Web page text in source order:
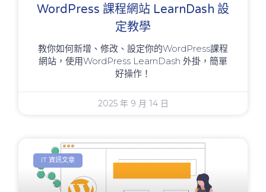
WordPress 課程網站 LearnDash 設
定教學
教你如何新增、修改、設定你的WordPress課程
網站，使用WordPress LearnDash 外掛，簡單
好操作！
2025 年 9 月 14 日
IT 資訊文章